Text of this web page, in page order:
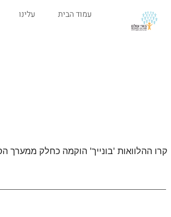
עמוד הבית עלינו
קרו ההלוואות 'בונייך' הוקמה כחלק ממערך